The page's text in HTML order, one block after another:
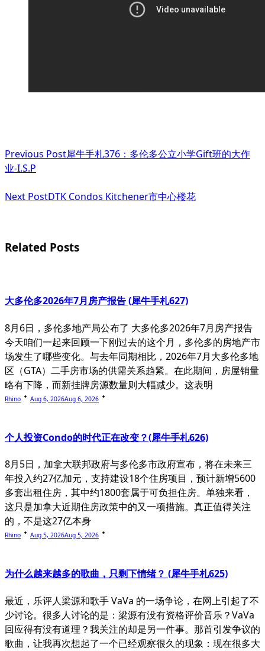
class="nav-
screen-
text">Page</span>
Previous Post犀牛手札376：多伦多公立小学Gift班的大作
业-I.S.P
Next PostDTK Condos Kitchener市中心楼花
Related Posts
大多伦多2026年7月房产报告 (犀牛手札627)
8月6日，多伦多地产局公布了 大多伦多2026年7月房产报告
今天咱们一起来回顾一下刚过去的这个月，多伦多的房地产市
场发生了哪些变化。与去年同期相比，2026年7月大多伦多地
区（GTA）二手房市场的供需关系趋紧。在此期间，房屋销量
略有下降，而新挂牌房源数量则大幅减少。这表明
Rhino Aug 6, 2026Aug 6, 2026
个人投资Condo的时代正在改变？(犀牛手札626)
8月5日，加拿大联邦政府与多伦多市政府宣布，将在未来三
年投入约27亿加元，支持建设18个住房项目，预计新增5600
多套出租住房，其中约1800套属于可负担住房。单独来看，
这只是加拿大近期住房政策中的又一项措施。真正值得关注
的，不是这27亿本身
Rhino Aug 5, 2026Aug 5, 2026
为什么越来越多的歌曲，只剩下情绪？ (犀牛手札625)
最近，乐评人梁源和歌手 VaVa 的一场争论，在网上引起了不
少讨论。很多人讨论的是：梁源有没有资格评价音乐？VaVa
回应得有没有道理？我关注的却是另一件事。那首引发争议的
歌曲，让我再次想起了一个已经观察很久的现象：现在很多大